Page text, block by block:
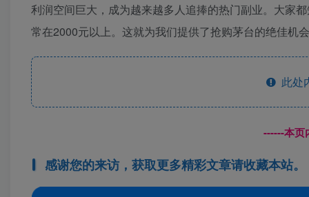
利润空间巨大，成为越来越多人追捧的热门副业。大家
常在2000元以上。这就为我们提供了抢购茅台的绝佳机
此处
------本页
感谢您的来访，获取更多精彩文章请收藏本站。